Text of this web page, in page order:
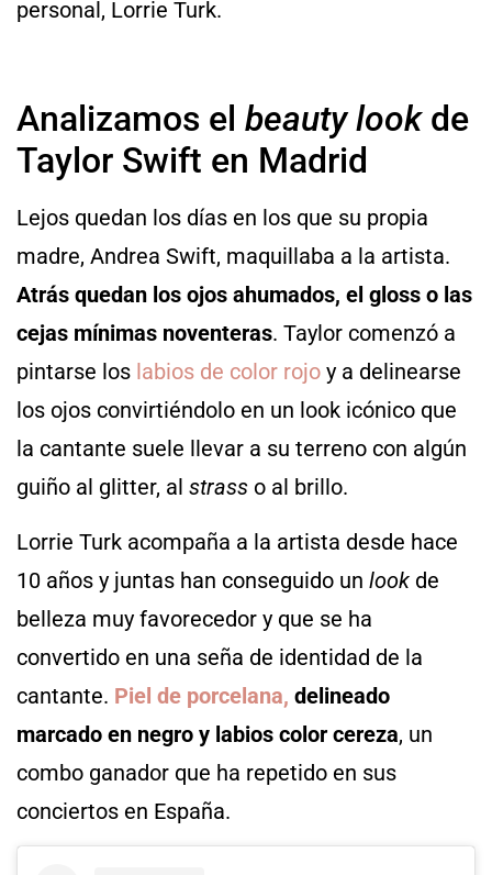
personal, Lorrie Turk.
Analizamos el beauty lookde
Taylor Swift en Madrid
Lejos quedan los días en los que su propia
madre, Andrea Swift, maquillaba a la artista.
Atrás quedan los ojos ahumados, el gloss o las
cejas mínimas noventeras. Taylor comenzó a
pintarse los labios de color rojo y a delinearse
los ojos convirtiéndolo en un look icónico que
la cantante suele llevar a su terreno con algún
guiño al glitter, al strass o al brillo.
Lorrie Turk acompaña a la artista desde hace
10 años y juntas han conseguido un look de
belleza muy favorecedor y que se ha
convertido en una seña de identidad de la
cantante. Piel de porcelana, delineado
marcado en negro y labios color cereza, un
combo ganador que ha repetido en sus
conciertos en España.